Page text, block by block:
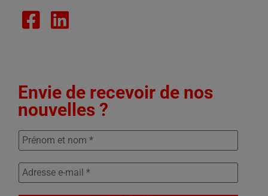
Envie de recevoir de nos
nouvelles ?